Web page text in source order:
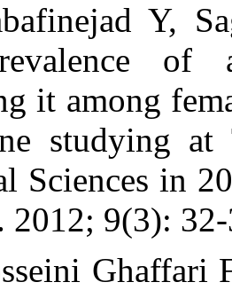
34.
the
affecting it
medicine
Medical
Health. 2012;
35. Hosseini